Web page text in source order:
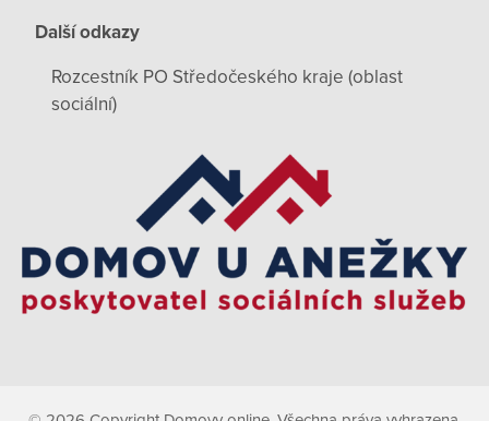
Další odkazy
Rozcestník PO Středočeského kraje (oblast
sociální)